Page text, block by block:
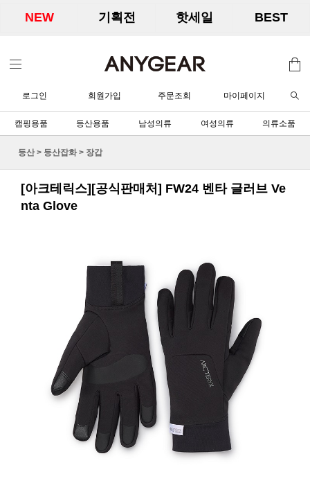
NEW 기획전 핫세일 BEST
로그인 회원가입 주문조회 마이페이지
캠핑용품 등산용품 남성의류 여성의류 의류소품
등산 > 등산잡화 > 장갑
[아크테릭스][공식판매처] FW24 벤타 글러브 Ve
nta Glove